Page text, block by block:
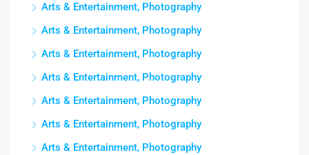
Arts & Entertainment, Photography
Arts & Entertainment, Photography
Arts & Entertainment, Photography
Arts & Entertainment, Photography
Arts & Entertainment, Photography
Arts & Entertainment, Photography
Arts & Entertainment, Photography